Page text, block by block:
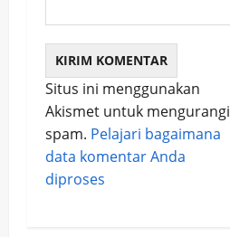
Situs ini menggunakan
Akismet untuk mengurangi
spam. Pelajari bagaimana
data komentar Anda
diproses